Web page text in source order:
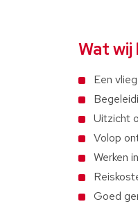
Wat wij
Een
Uitzicht
Volop
Werken
Goed